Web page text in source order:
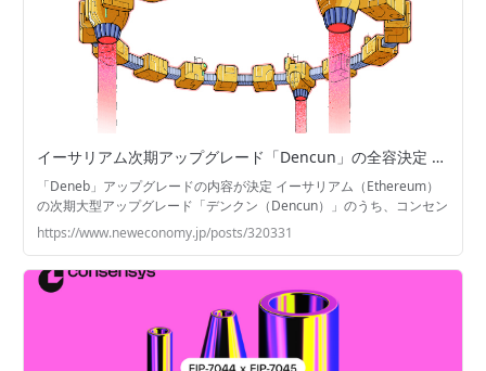
イーサリアム次期アップグレード「Dencun」の全容決定 | あたらしい経済
「Deneb」アップグレードの内容が決定 イーサリアム（Ethereum）
の次期大型アップグレード「デンクン（Dencun）」のうち、コンセン
サス層アップグレードとなる「デネブ（Deneb）」の内容が、日本時
間6月16日に実施された開発者会議「Consensus Layer Meeting
Layer）とコンセンサス層（C
https://www.neweconomy.jp/posts/320331